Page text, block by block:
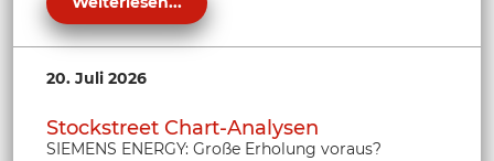
20. Juli 2026
Stockstreet Chart-Analysen
SIEMENS ENERGY: Große Erholung voraus?